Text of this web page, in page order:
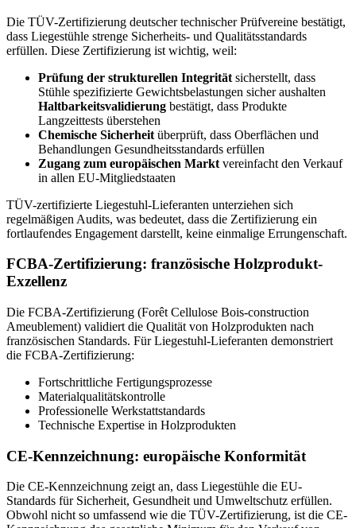
Die TÜV-Zertifizierung deutscher technischer Prüfvereine bestätigt,
dass Liegestühle strenge Sicherheits- und Qualitätsstandards
erfüllen. Diese Zertifizierung ist wichtig, weil:
Prüfung der strukturellen Integrität sicherstellt, dass
Stühle spezifizierte Gewichtsbelastungen sicher aushalten
Haltbarkeitsvalidierung bestätigt, dass Produkte
Langzeittests überstehen
Chemische Sicherheit überprüft, dass Oberflächen und
Behandlungen Gesundheitsstandards erfüllen
Zugang zum europäischen Markt vereinfacht den Verkauf
in allen EU-Mitgliedstaaten
TÜV-zertifizierte Liegestuhl-Lieferanten unterziehen sich
regelmäßigen Audits, was bedeutet, dass die Zertifizierung ein
fortlaufendes Engagement darstellt, keine einmalige Errungenschaft.
FCBA-Zertifizierung: französische Holzprodukt-
Exzellenz
Die FCBA-Zertifizierung (Forêt Cellulose Bois-construction
Ameublement) validiert die Qualität von Holzprodukten nach
französischen Standards. Für Liegestuhl-Lieferanten demonstriert
die FCBA-Zertifizierung:
Fortschrittliche Fertigungsprozesse
Materialqualitätskontrolle
Professionelle Werkstattstandards
Technische Expertise in Holzprodukten
CE-Kennzeichnung: europäische Konformität
Die CE-Kennzeichnung zeigt an, dass Liegestühle die EU-
Standards für Sicherheit, Gesundheit und Umweltschutz erfüllen.
Obwohl nicht so umfassend wie die TÜV-Zertifizierung, ist die CE-